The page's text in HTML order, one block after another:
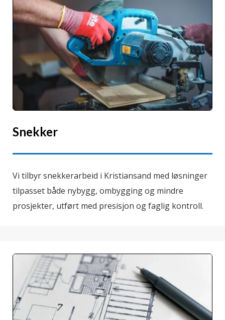
Snekker
Vi tilbyr snekkerarbeid i Kristiansand med løsninger
tilpasset både nybygg, ombygging og mindre
prosjekter, utført med presisjon og faglig kontroll.